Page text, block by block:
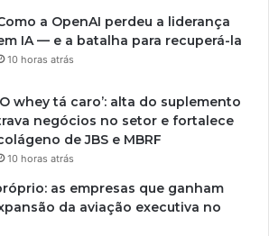
a OpenAI perdeu a liderança
IA — e a batalha para recuperá-la
10 horas atrás
whey tá caro’: alta do suplemento
negócios no setor e fortalece
de JBS e MBRF
10 horas atrás
as empresas que ganham
da aviação executiva no